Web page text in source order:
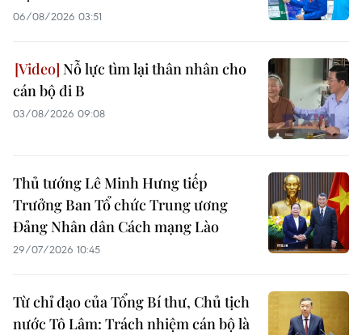
06/08/2026 03:51
Nỗ lực tìm lại thân nhân cho
cán bộ đi B
03/08/2026 09:08
Thủ tướng Lê Minh Hưng tiếp
Trưởng Ban Tổ chức Trung ương
Đảng Nhân dân Cách mạng Lào
29/07/2026 10:45
Từ chỉ đạo của Tổng Bí thư, Chủ tịch
nước Tô Lâm: Trách nhiệm cán bộ là